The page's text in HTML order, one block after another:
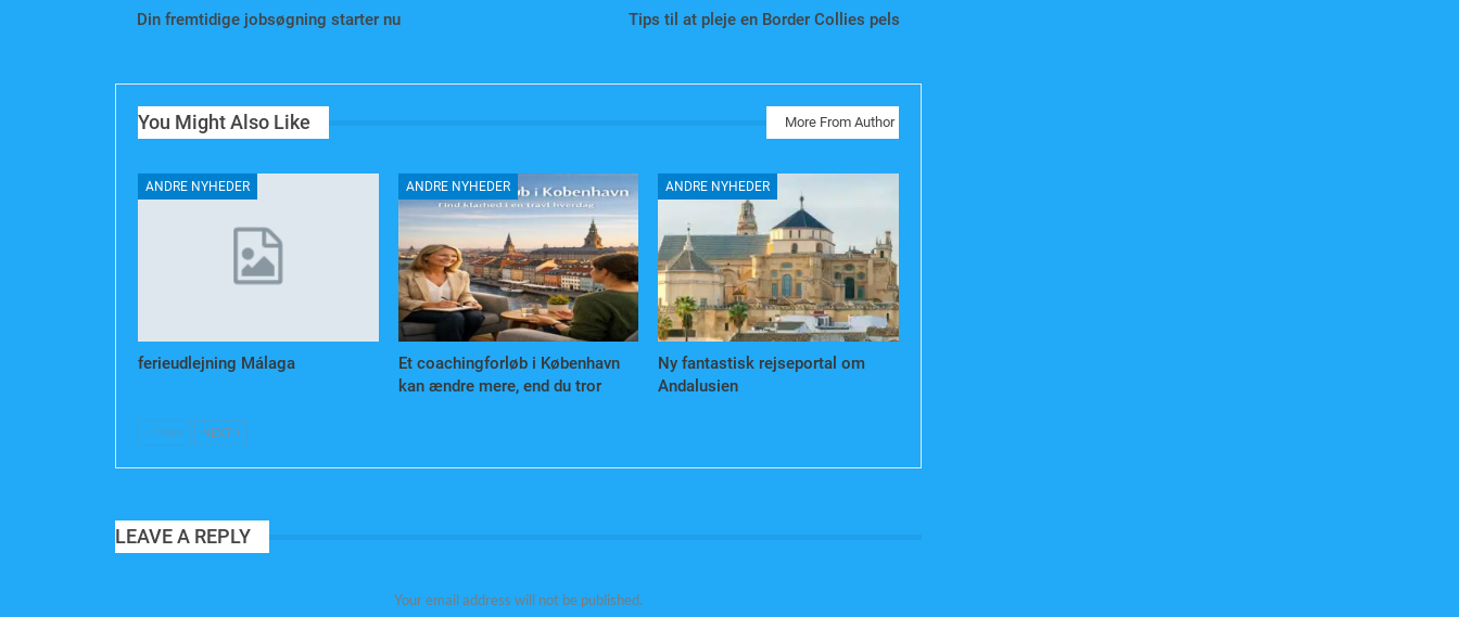
Din fremtidige jobsøgning starter nu Tips til at pleje en Border Collies pels
You Might Also Like More From Author
ANDRE NYHEDER
ferieudlejning Málaga
ANDRE NYHEDER
Et coachingforløb i København
kan ændre mere, end du tror
ANDRE NYHEDER
Ny fantastisk rejseportal om
Andalusien
PREV NEXT
LEAVE A REPLY
Your email address will not be published.